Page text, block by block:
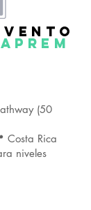
(50
Costa Rica
niveles